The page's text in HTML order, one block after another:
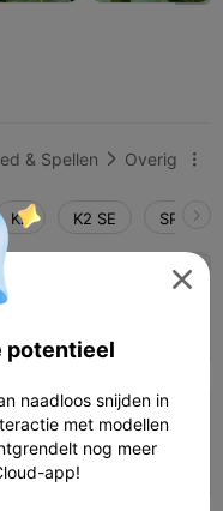
& Spellen  Overig 
K2 K2 SE SPARKX
2 wanden, 10%
5.0
wanden, 10 vulling
plates  9.90g

potentieel
naadloos snijden in
met modellen
nog meer
app!